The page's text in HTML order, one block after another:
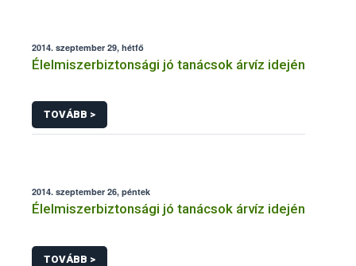
2014. szeptember 29, hétfő
Élelmiszerbiztonsági jó tanácsok árvíz idején
TOVÁBB >
2014. szeptember 26, péntek
Élelmiszerbiztonsági jó tanácsok árvíz idején
TOVÁBB >